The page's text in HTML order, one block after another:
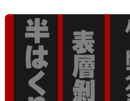
【数量限定】「わけあり